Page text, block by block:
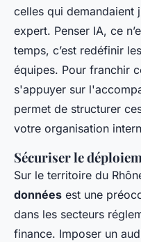
celles qui demandaient
expert. Penser IA, ce
temps, c’est redéfinir
équipes. Pour franchir
s'appuyer sur
permet de structurer
votre organisation
Sécuriser le
Sur le territoire du
données est une
dans les secteurs
finance. Imposer un